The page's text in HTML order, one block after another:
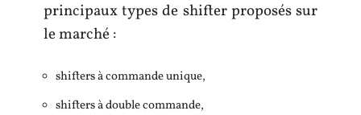
principaux types de shifter proposés sur
le marché :
shifters à commande unique,
shifters à double commande,